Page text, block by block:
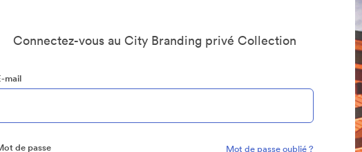
Connectez-vous au City Branding privé Collection
mail
de passe Mot de passe oublié ?